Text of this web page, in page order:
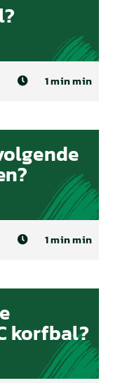
1 min min
1 min min
korfbal?